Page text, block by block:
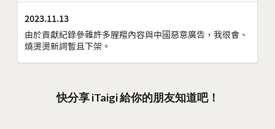
2023.11.13
由於貢獻紀錄參雜許多腥羶內容與中國惡意廣告，我很會、
燒燙燙新詞暫且下架。
快分享 iTaigi 給你的朋友知道吧！